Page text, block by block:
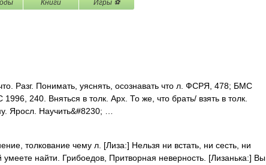
Книги Игры ⚽
Разг. Понимать, уяснять, осознавать что л. ФСРЯ, 478; БМС
240. Вняться в толк. Арх. То же, что брать/ взять в толк.
Яросл. Научить&#8230; …
толкование чему л. [Лиза:] Нельзя ни встать, ни сесть, ни
найти. Грибоедов, Притворная неверность. [Лизанька:] Вы